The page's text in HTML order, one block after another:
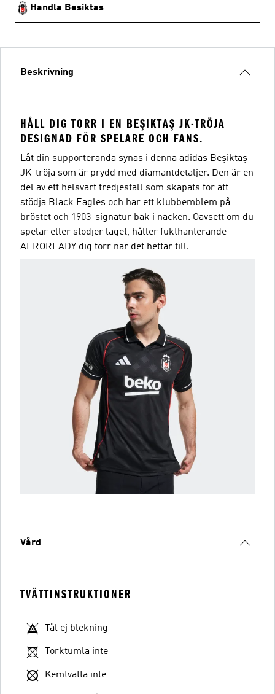
Handla Besiktas
Beskrivning
HÅLL DIG TORR I EN BEŞIKTAŞ JK-TRÖJA
DESIGNAD FÖR SPELARE OCH FANS.
Låt din supporteranda synas i denna adidas Beşiktaş
JK-tröja som är prydd med diamantdetaljer. Den är en
del av ett helsvart tredjeställ som skapats för att
stödja Black Eagles och har ett klubbemblem på
bröstet och 1903-signatur bak i nacken. Oavsett om du
spelar eller stödjer laget, håller fukthanterande
AEROREADY dig torr när det hettar till.
Vård
TVÄTTINSTRUKTIONER
Tål ej blekning
Torktumla inte
Kemtvätta inte